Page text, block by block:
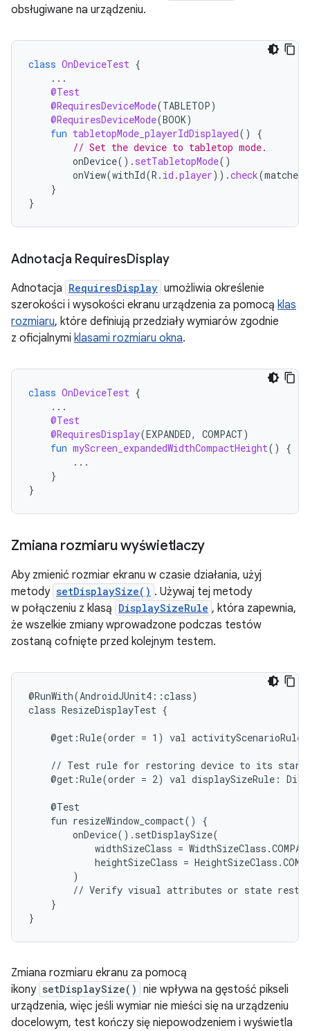
obsługiwane na urządzeniu.
class OnDeviceTest {
...
@Test
@RequiresDeviceMode(TABLETOP)
@RequiresDeviceMode(BOOK)
fun tabletopMode_playerIdDisplayed()
{
// Set the device to tabletop mode.
onDevice(). setTabletopMode()
onView(withId(R . id .player)).check(matches
}
}
Adnotacja RequiresDisplay
Adnotacja RequiresDisplay umożliwia określenie
szerokości i wysokości ekranu urządzenia za pomocą klas
rozmiaru, które definiują przedziały wymiarów zgodnie
z oficjalnymi klasami rozmiaru okna.
class OnDeviceTest {
...
@Test
@RequiresDisplay(EXPANDED, COMPACT)
fun myScreen_expandedWidthCompactHeight()
{
...
}
}
Zmiana rozmiaru wyświetlaczy
Aby zmienić rozmiar ekranu w czasie działania, użyj
metody setDisplaySize() . Używaj tej metody
w połączeniu z klasą DisplaySizeRule , która zapewnia,
że wszelkie zmiany wprowadzone podczas testów
zostaną cofnięte przed kolejnym testem.
@RunWith(AndroidJUnit4::class)
class ResizeDisplayTest {
@get:Rule(order = 1) val activityScenarioRule
// Test rule for restoring device to its
@get:Rule(order = 2) val displaySizeRule:
fun resizeWindow_compact()
widthSizeClass =
heightSizeClass =
// Verify visual attributes or state
}
Zmiana rozmiaru ekranu za pomocą
ikony setDisplaySize() nie wpływa na gęstość pikseli
urządzenia, więc jeśli wymiar nie mieści się na urządzeniu
docelowym, test kończy się niepowodzeniem i wyświetla